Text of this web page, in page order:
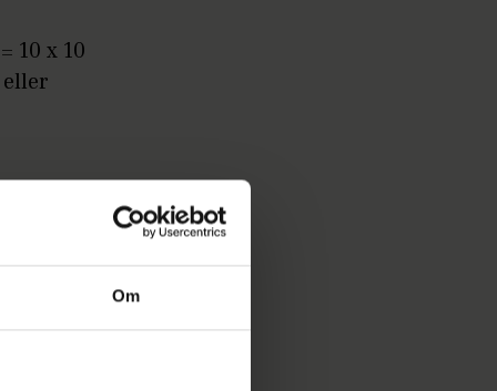
Om
10 x 10
eller